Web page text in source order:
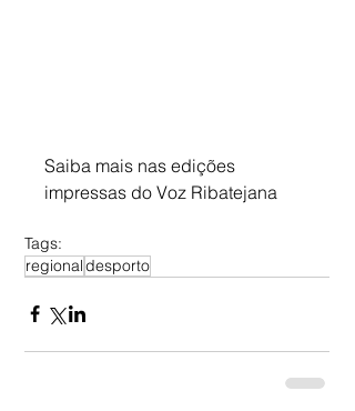
Saiba mais nas edições
impressas do Voz Ribatejana
Tags:
regionaldesporto